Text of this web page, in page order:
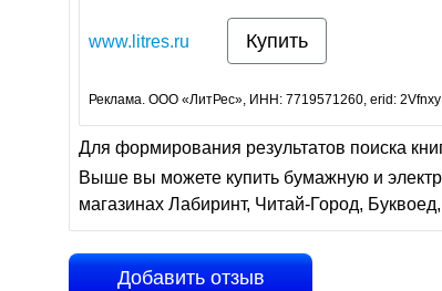
www.litres.ru Купить
Реклама. ООО «ЛитРес», ИНН: 7719571260, erid:
Для формирования результатов поиска
Выше вы можете купить бумажную и
магазинах Лабиринт, Читай-Город,
Добавить отзыв